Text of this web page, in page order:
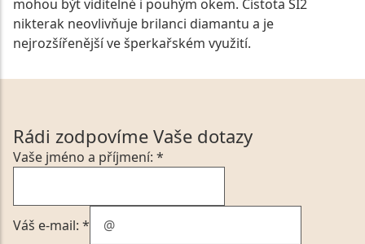
mohou být viditelné i pouhým okem. Čistota SI2
nikterak neovlivňuje brilanci diamantu a je
nejrozšířenější ve šperkařském využití.
Rádi zodpovíme Vaše dotazy
Vaše jméno a příjmení: *
Váš e-mail: *